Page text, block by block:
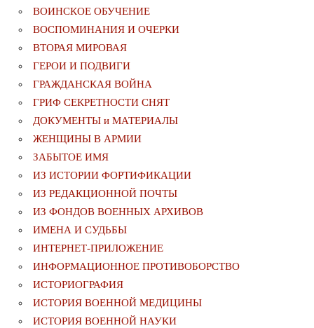
ВОИНСКОЕ ОБУЧЕНИЕ
ВОСПОМИНАНИЯ И ОЧЕРКИ
ВТОРАЯ МИРОВАЯ
ГЕРОИ И ПОДВИГИ
ГРАЖДАНСКАЯ ВОЙНА
ГРИФ СЕКРЕТНОСТИ СНЯТ
ДОКУМЕНТЫ и МАТЕРИАЛЫ
ЖЕНЩИНЫ В АРМИИ
ЗАБЫТОЕ ИМЯ
ИЗ ИСТОРИИ ФОРТИФИКАЦИИ
ИЗ РЕДАКЦИОННОЙ ПОЧТЫ
ИЗ ФОНДОВ ВОЕННЫХ АРХИВОВ
ИМЕНА И СУДЬБЫ
ИНТЕРНЕТ-ПРИЛОЖЕНИЕ
ИНФОРМАЦИОННОЕ ПРОТИВОБОРСТВО
ИСТОРИОГРАФИЯ
ИСТОРИЯ ВОЕННОЙ МЕДИЦИНЫ
ИСТОРИЯ ВОЕННОЙ НАУКИ